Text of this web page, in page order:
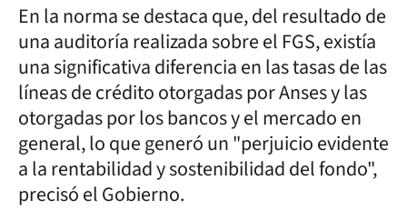
En la norma se destaca que, del resultado de
una auditoría realizada sobre el FGS, existía
una significativa diferencia en las tasas de las
líneas de crédito otorgadas por Anses y las
otorgadas por los bancos y el mercado en
general, lo que generó un "perjuicio evidente
a la rentabilidad y sostenibilidad del fondo",
precisó el Gobierno.